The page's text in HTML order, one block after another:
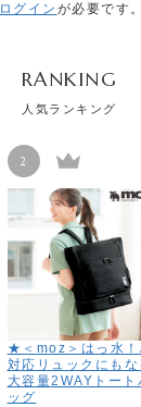
ログイン が必要です。
RANKING
人気ランキング
2
★＜moz＞はっ水！
対応リュックにもな
大容量2WAYトート
ッグ